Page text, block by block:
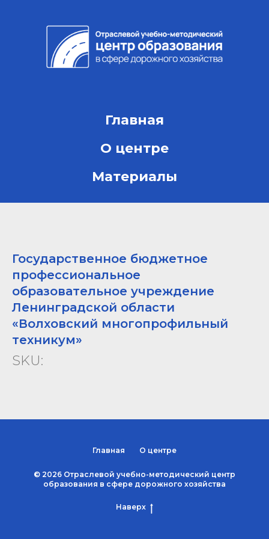
Главная
О центре
Материалы
Государственное бюджетное
профессиональное
образовательное учреждение
Ленинградской области
«Волховский многопрофильный
техникум»
SKU:
Главная О центре
© 2026 Отраслевой учебно-методический центр
образования в сфере дорожного хозяйства
Наверх